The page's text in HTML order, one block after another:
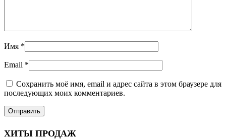
Имя *
Email *
Сохранить моё имя, email и адрес сайта в этом браузере для
последующих моих комментариев.
ХИТЫ ПРОДАЖ